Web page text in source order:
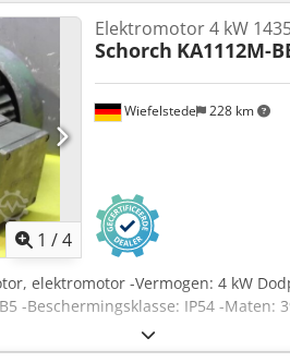
1 /4
Wiefelstede 228 km
Elektromotor 4 kW
Schorch KA1112M-
elektromotor -Vermogen: 4 kW
-Beschermingsklasse: IP54 -Maten: